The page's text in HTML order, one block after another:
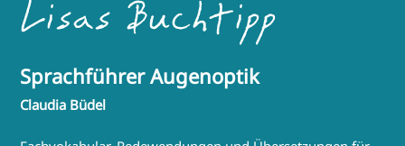
Lisas Buchtipp
Sprachführer Augenoptik
Claudia Büdel